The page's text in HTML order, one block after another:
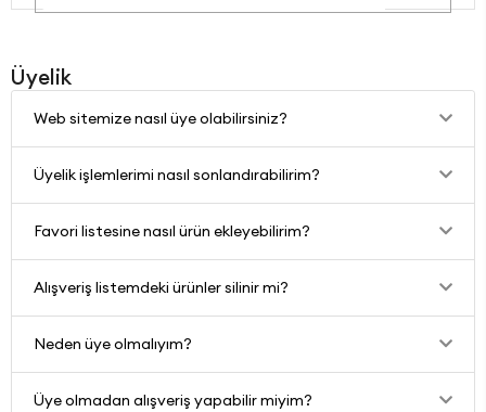
Üyelik
Web sitemize nasıl üye olabilirsiniz?
Üyelik işlemlerimi nasıl sonlandırabilirim?
Favori listesine nasıl ürün ekleyebilirim?
Alışveriş listemdeki ürünler silinir mi?
Neden üye olmalıyım?
Üye olmadan alışveriş yapabilir miyim?